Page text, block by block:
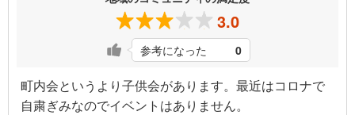
3.0
参考になった 0
町内会というより子供会があります。最近はコロナで
自粛ぎみなのでイベントはありません。